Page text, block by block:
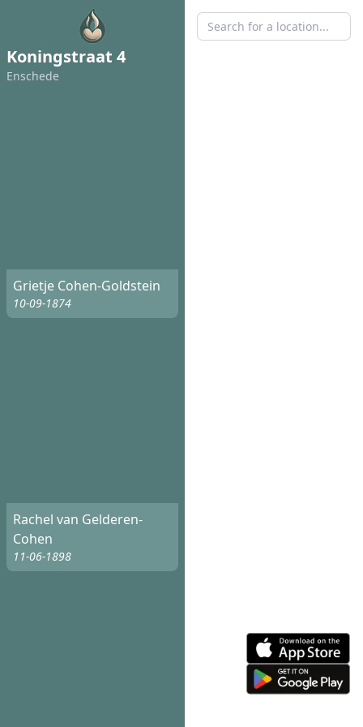
Koningstraat 4
Enschede
Grietje Cohen-Goldstein
10-09-1874
Rachel van Gelderen-
Cohen
11-06-1898